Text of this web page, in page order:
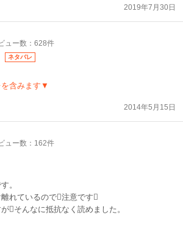
2019年7月30日
ュー数：628件
ネタバレ
を含みます▼
2014年5月15日
ュー数：162件
。
れているので注意です
そんなに抵抗なく読めました。